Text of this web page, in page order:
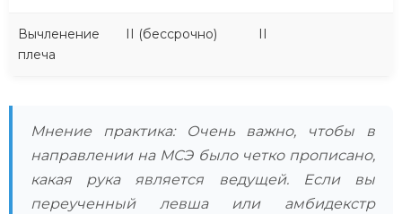
Вычленение
плеча
II (бессрочно)
Мнение практика: Очень важно, чтобы в
направлении на МСЭ было четко прописано,
какая рука является ведущей. Если вы
переученный левша или амбидекстр